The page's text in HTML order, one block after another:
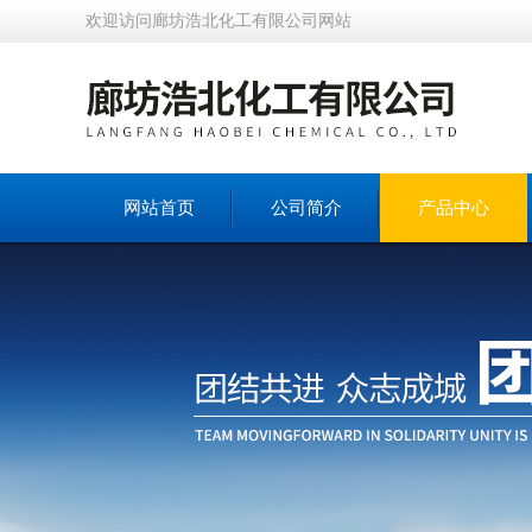
欢迎访问廊坊浩北化工有限公司网站
网站首页 公司简介 产品中心